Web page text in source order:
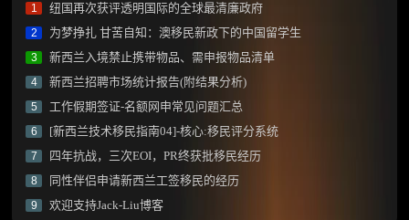
1 纽国再次获评透明国际的全球最清廉政府
2 为梦挣扎 甘苦自知：澳移民新政下的中国留学生
3 新西兰入境禁止携带物品、需申报物品清单
4 新西兰招聘市场统计报告(附结果分析)
5 工作假期签证-名额网申常见问题汇总
6 [新西兰技术移民指南04]-核心:移民评分系统
7 四年抗战，三次EOI，PR终获批移民经历
8 同性伴侣申请新西兰工签移民的经历
9 欢迎支持Jack-Liu博客